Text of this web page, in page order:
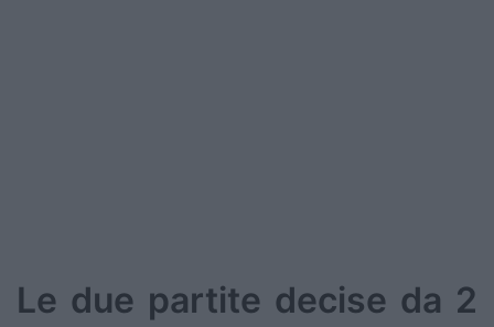
Le due partite decise da 2